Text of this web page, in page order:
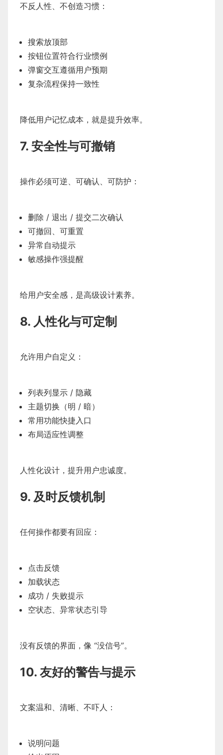
不反人性、不创造习惯：
搜索放顶部
按钮位置符合行业惯例
弹窗交互遵循用户预期
复杂流程保持一致性
降低用户记忆成本，就是提升效率。
7. 安全性与可撤销
操作必须可逆、可确认、可防护：
删除 / 退出 / 提交二次确认
可撤回、可重置
异常自动提示
敏感操作强提醒
给用户安全感，是高级设计素养。
8. 人性化与可定制
允许用户自定义：
列表列显示 / 隐藏
主题切换（明 / 暗）
常用功能快捷入口
布局适应性调整
人性化设计，提升用户忠诚度。
9. 及时反馈机制
任何操作都要有回应：
点击反馈
加载状态
成功 / 失败提示
空状态、异常状态引导
没有反馈的界面，像 “没信号”。
10. 友好的警告与提示
文案温和、清晰、不吓人：
说明问题